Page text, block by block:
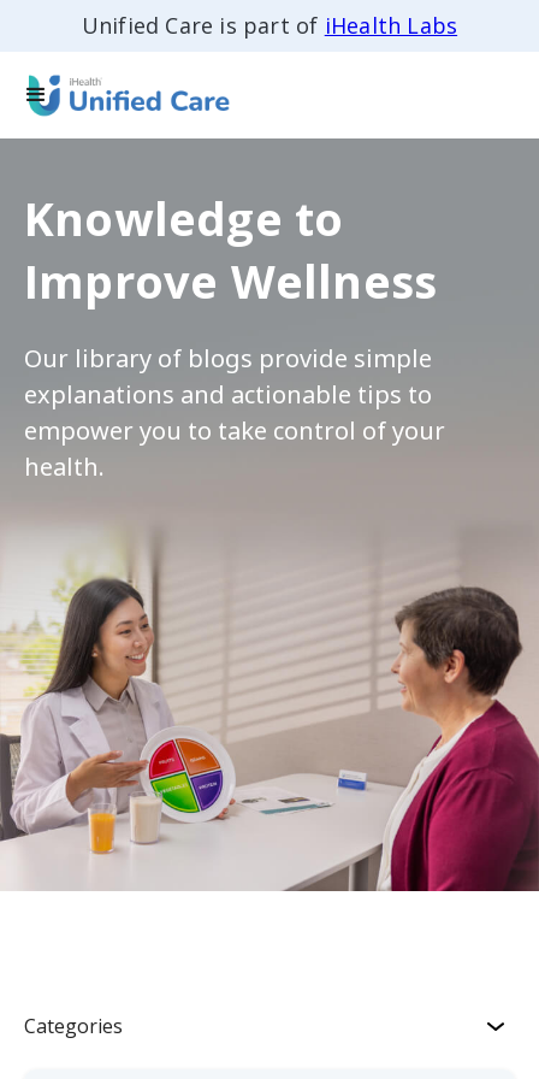
Unified Care is part of iHealth Labs
Knowledge to
Improve Wellness
Our library of blogs provide simple
explanations and actionable tips to
empower you to take control of your
health.
Categories